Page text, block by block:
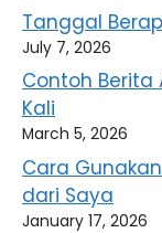
Tanggal
July 7, 2026
Contoh Berita
Kali
March 5, 2026
Cara
dari Saya
January 17, 2026